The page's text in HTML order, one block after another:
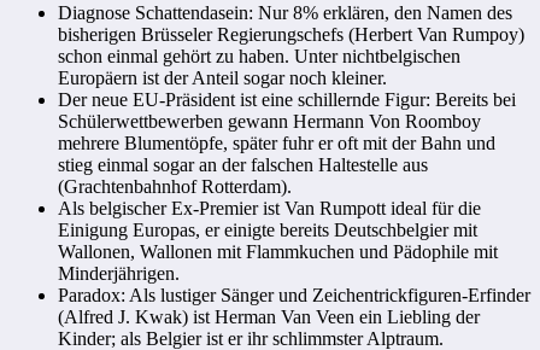
Diagnose Schattendasein: Nur 8% erklären, den Namen des
bisherigen Brüsseler Regierungschefs (Herbert Van Rumpoy)
schon einmal gehört zu haben. Unter nichtbelgischen
Europäern ist der Anteil sogar noch kleiner.
Der neue EU-Präsident ist eine schillernde Figur: Bereits bei
Schülerwettbewerben gewann Hermann Von Roomboy
mehrere Blumentöpfe, später fuhr er oft mit der Bahn und
stieg einmal sogar an der falschen Haltestelle aus
(Grachtenbahnhof Rotterdam).
Als belgischer Ex-Premier ist Van Rumpott ideal für die
Einigung Europas, er einigte bereits Deutschbelgier mit
Wallonen, Wallonen mit Flammkuchen und Pädophile mit
Minderjährigen.
Paradox: Als lustiger Sänger und Zeichentrickfiguren-Erfinder
(Alfred J. Kwak) ist Herman Van Veen ein Liebling der
Kinder; als Belgier ist er ihr schlimmster Alptraum.